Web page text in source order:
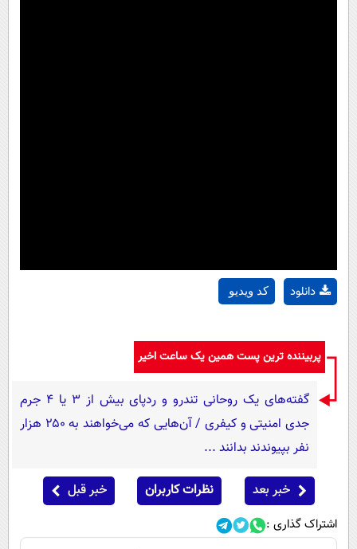
کد ویدیو دانلود
پربیننده ترین پست همین یک ساعت اخیر
گفته‌های یک روحانی تندرو و ردپای بیش از ۳ یا ۴ جرم
جدی امنیتی و کیفری / آن‌هایی که می‌خواهند به ۲۵۰ هزار
نفر بپیوندند بدانند ...
خبر بعد نظرات کاربران خبر قبل
اشتراک گذاری :